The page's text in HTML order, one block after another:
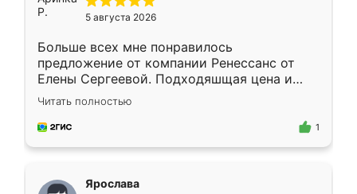
5 августа 2026
Больше всех мне понравилось
предложение от компании Ренессанс от
Елены Сергеевой. Подходяшщая цена и
короткие сроки изготовления. Приехавший
для замера сотрудник Владислав
предложил по моему эскизу самый
Читать полностью
1
Ярослава